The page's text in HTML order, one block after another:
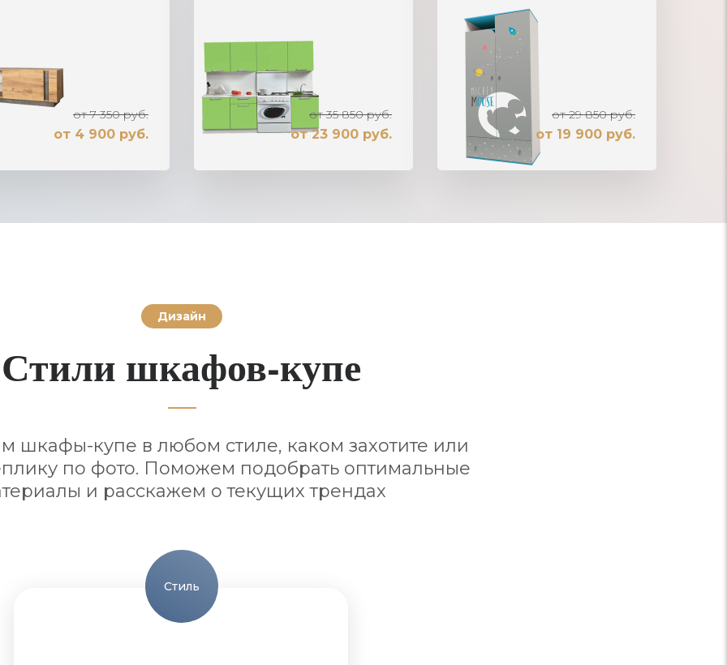
от 7 350 руб.
от 4 900 руб.
от 35 850 руб.
от 23 900 руб.
от 29 850 руб.
от 19 900 руб.
Дизайн
Стили шкафов-купе
шкафы-купе в любом стиле, каком захотите или
по фото. Поможем подобрать оптимальные
и расскажем о текущих трендах
Стиль